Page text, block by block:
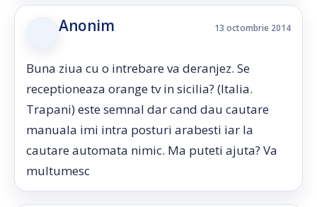
Anonim 13 octombrie 2014
Buna ziua cu o intrebare va deranjez. Se
receptioneaza orange tv in sicilia? (Italia.
Trapani) este semnal dar cand dau cautare
manuala imi intra posturi arabesti iar la
cautare automata nimic. Ma puteti ajuta? Va
multumesc